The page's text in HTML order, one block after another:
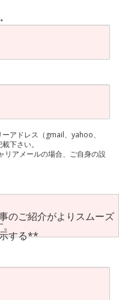
ーアドレス（gmail、yahoo、
下さい。
、ご自身の設
のご紹介がよりスムーズ
する**